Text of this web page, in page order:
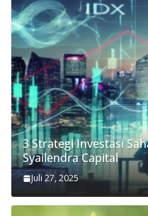
3 Strategi Investasi
Syailendra Capital
Juli 27, 2025